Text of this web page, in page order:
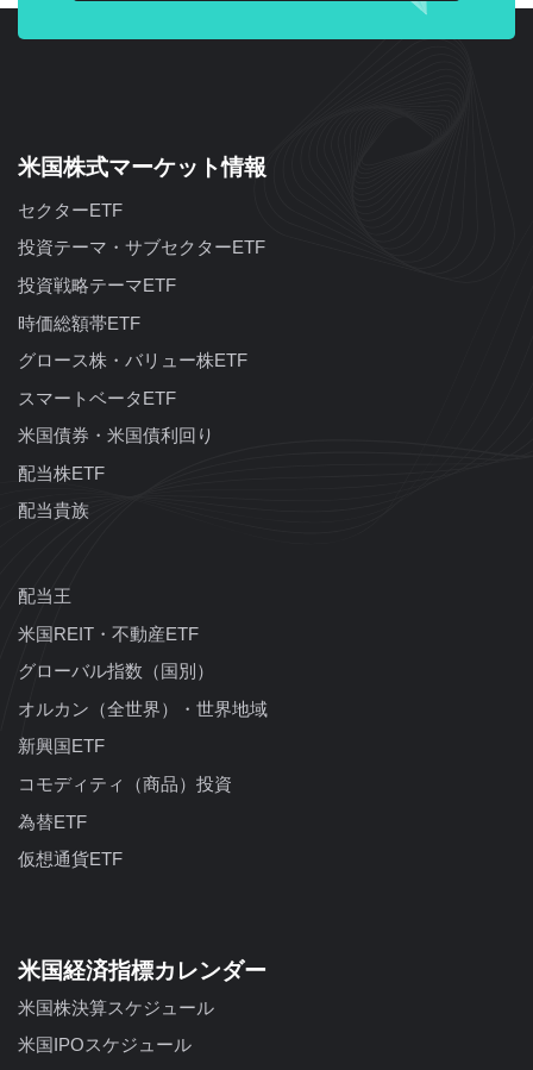
米国株式マーケット情報
セクターETF
投資テーマ・サブセクターETF
投資戦略テーマETF
時価総額帯ETF
グロース株・バリュー株ETF
スマートベータETF
米国債券・米国債利回り
配当株ETF
配当貴族
配当王
米国REIT・不動産ETF
グローバル指数（国別）
オルカン（全世界）・世界地域
新興国ETF
コモディティ（商品）投資
為替ETF
仮想通貨ETF
米国経済指標カレンダー
米国株決算スケジュール
米国IPOスケジュール